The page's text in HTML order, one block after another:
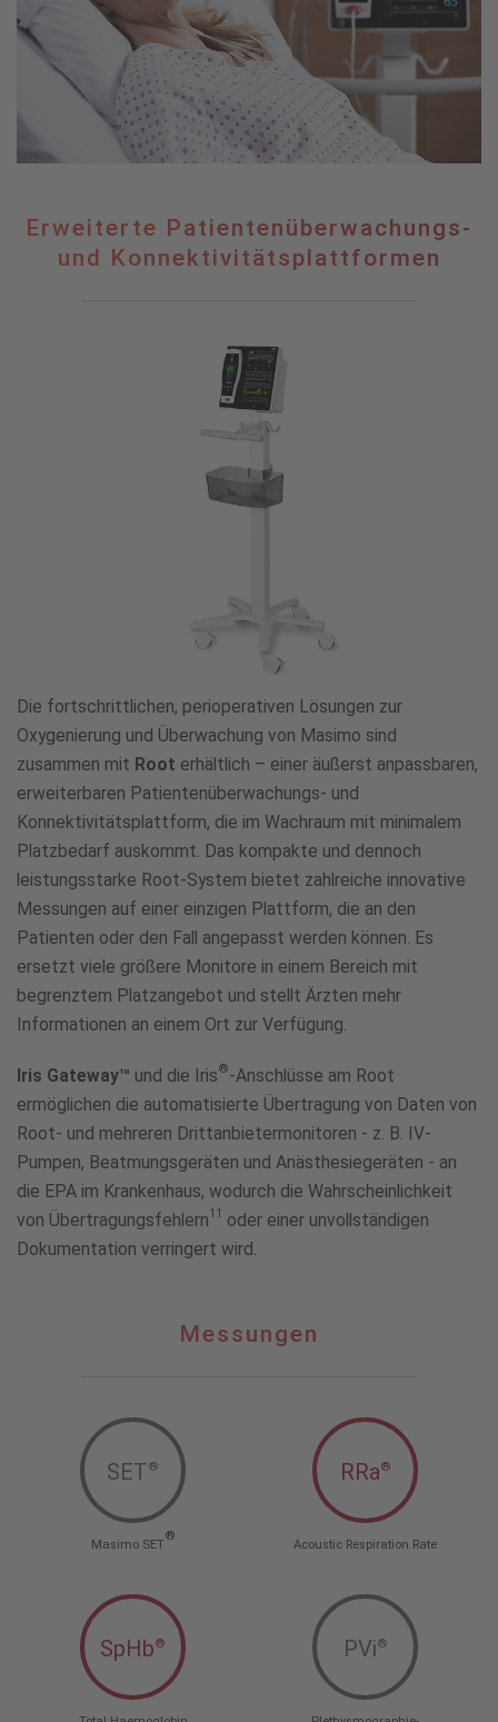
Erweiterte
Patientenüberwachungs-
Erweiterte Patientenüberwachungs-
und Konnektivitätsplattformen
Die fortschrittlichen, perioperativen Lösungen zur
Oxygenierung und Überwachung von Masimo sind
zusammen mit Root erhältlich – einer äußerst anpassbaren,
erweiterbaren Patientenüberwachungs- und
Konnektivitätsplattform, die im Wachraum mit minimalem
Platzbedarf auskommt. Das kompakte und dennoch
leistungsstarke Root-System bietet zahlreiche innovative
Messungen auf einer einzigen Plattform, die an den
Patienten oder den Fall angepasst werden können. Es
ersetzt viele größere Monitore in einem Bereich mit
begrenztem Platzangebot und stellt Ärzten mehr
Informationen an einem Ort zur Verfügung.
Iris Gateway™ und die Iris®-Anschlüsse am Root
ermöglichen die automatisierte Übertragung von Daten von
Root- und mehreren Drittanbietermonitoren - z. B. IV-
Pumpen, Beatmungsgeräten und Anästhesiegeräten - an
die EPA im Krankenhaus, wodurch die Wahrscheinlichkeit
von Übertragungsfehlern11
oder einer unvollständigen
Dokumentation verringert wird.
Messungen
SET®
Masimo SET
®
RRa®
Acoustic Respiration Rate
SpHb® PVi®